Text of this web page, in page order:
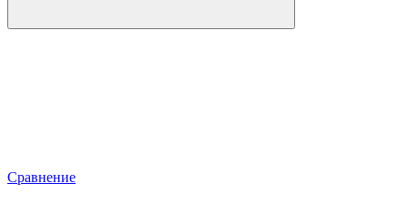
Сравнение